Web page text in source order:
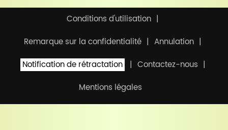
Conditions d'utilisation
Remarque sur la confidentialité
Annulation
Notification de rétractation
Contactez-nous
Mentions légales